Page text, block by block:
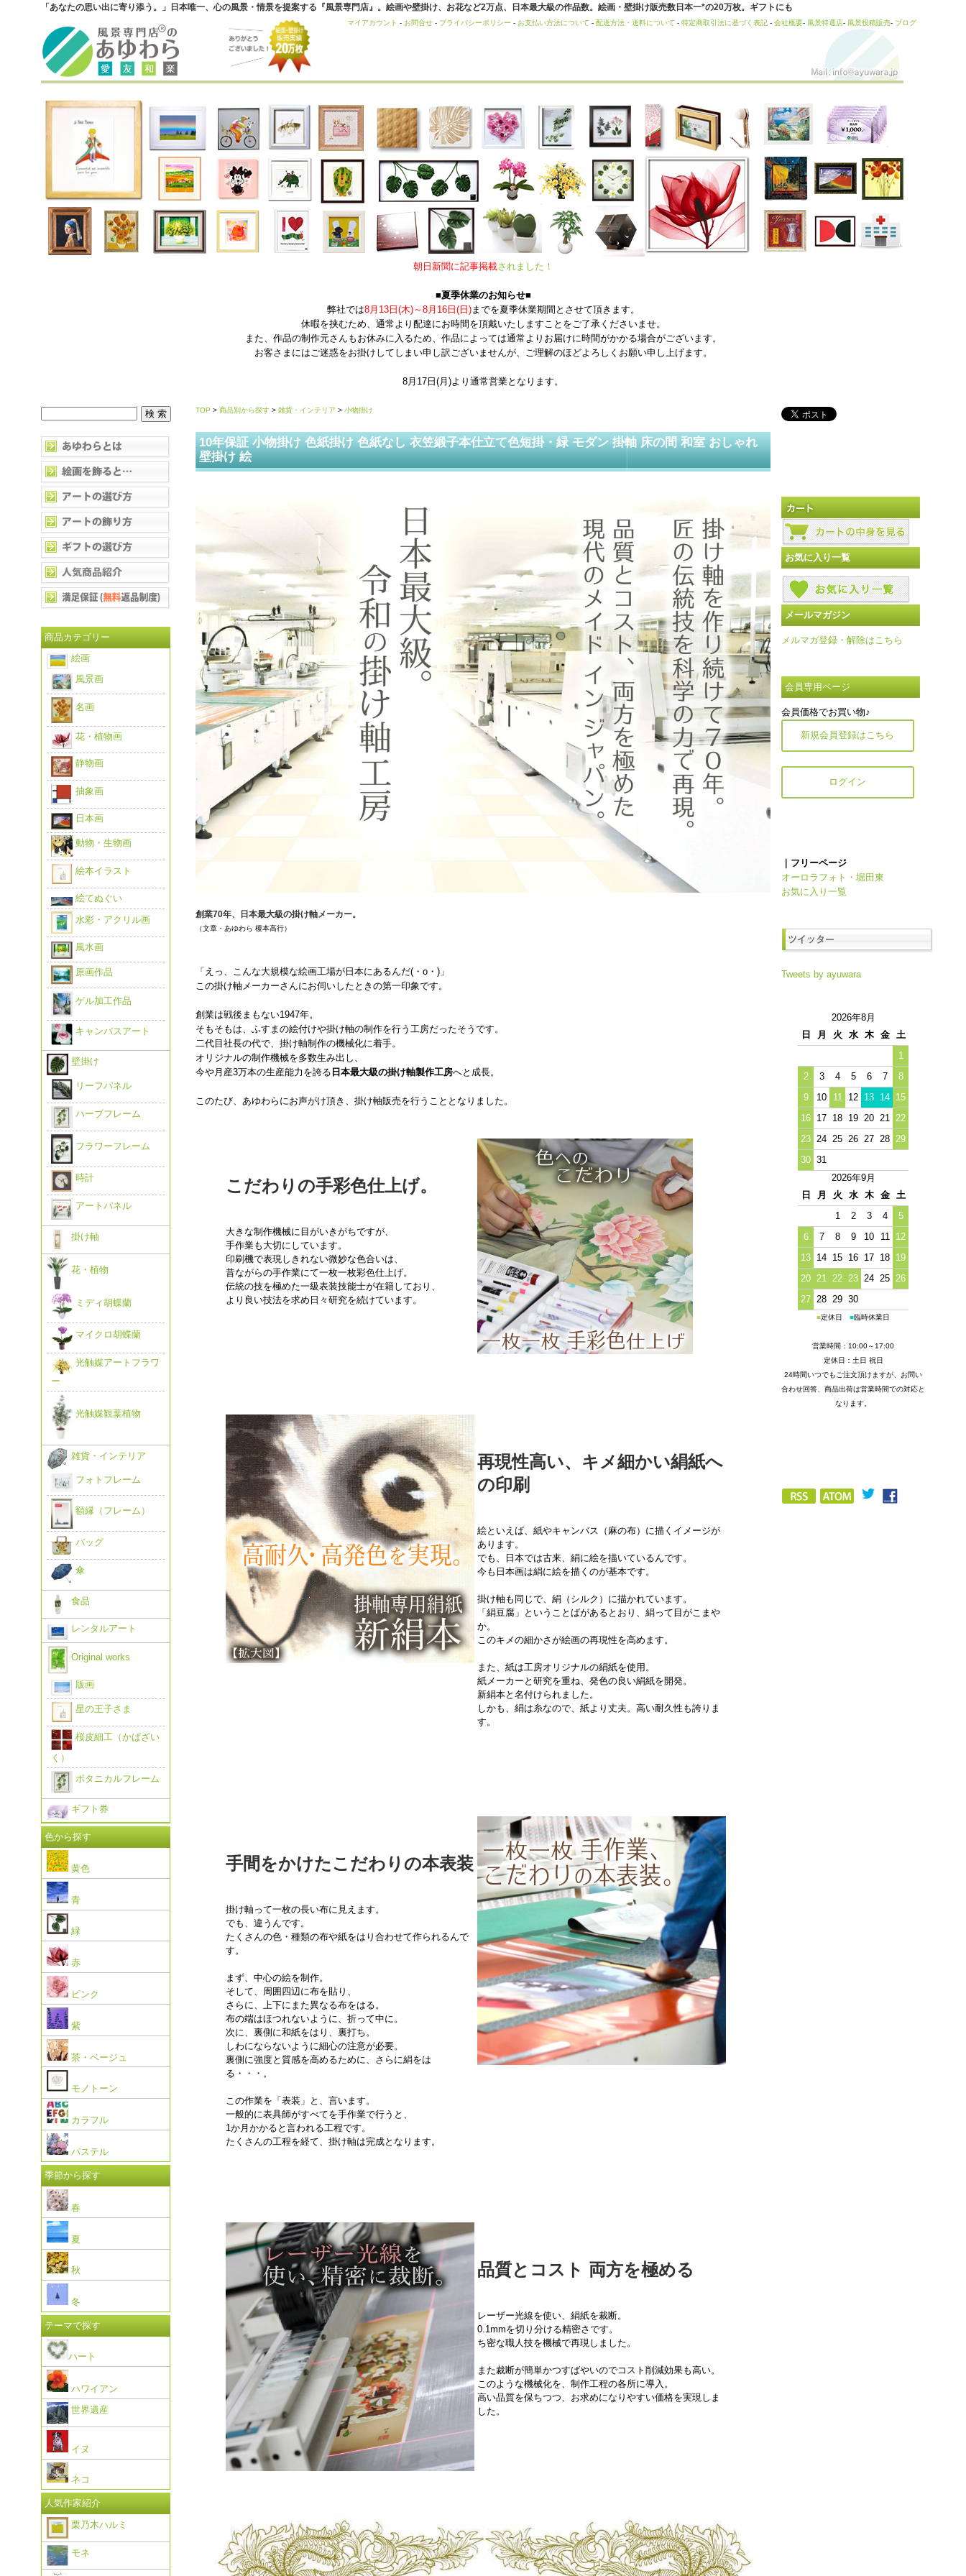
「あなたの思い出に寄り添う。」日本唯一、心の風景・情景を提案する『風景専門店』。絵画や壁掛け、お花など2万点、日本最大級の作品数。絵画・壁掛け販売数日本一*の20万枚。ギフトにも
マイアカウント - お問合せ - プライバシーポリシー - お支払い方法について - 配送方法・送料について - 特定商取引法に基づく表記 - 会社概要- 風景特選店- 風景投稿販売- ブログ
朝日新聞に記事掲載されました！
■夏季休業のお知らせ■
弊社では8月13日(木)～8月16日(日)までを夏季休業期間とさせて頂きます。
休暇を挟むため、通常より配達にお時間を頂戴いたしますことをご了承くださいませ。
また、作品の制作元さんもお休みに入るため、作品によっては通常よりお届けに時間がかかる場合がございます。
お客さまにはご迷惑をお掛けしてしまい申し訳ございませんが、ご理解のほどよろしくお願い申し上げます。
8月17日(月)より通常営業となります。
TOP > 商品別から探す > 雑貨・インテリア > 小物掛け
10年保証 小物掛け 色紙掛け 色紙なし 衣笠緞子本仕立て色短掛・緑 モダン 掛軸 床の間 和室 おしゃれ
壁掛け 絵
創業70年、日本最大級の掛け軸メーカー。
（文章・あゆわら 榎本高行）
「えっ、こんな大規模な絵画工場が日本にあるんだ(・o・)」
この掛け軸メーカーさんにお伺いしたときの第一印象です。
創業は戦後まもない1947年。
そもそもは、ふすまの絵付けや掛け軸の制作を行う工房だったそうです。
二代目社長の代で、掛け軸制作の機械化に着手。
オリジナルの制作機械を多数生み出し、
今や月産3万本の生産能力を誇る 日本最大級の掛け軸製作工房へと成長。
このたび、あゆわらにお声がけ頂き、掛け軸販売を行うこととなりました。
こだわりの手彩色仕上げ。
大きな制作機械に目がいきがちですが、
手作業も大切にしています。
印刷機で表現しきれない微妙な色合いは、
昔ながらの手作業にて一枚一枚彩色仕上げ。
伝統の技を極めた一級表装技能士が在籍しており、
より良い技法を求め日々研究を続けています。
再現性高い、キメ細かい絹紙へ
の印刷
絵といえば、紙やキャンバス（麻の布）に描くイメージが
あります。
でも、日本では古来、絹に絵を描いているんです。
今も日本画は絹に絵を描くのが基本です。
掛け軸も同じで、絹（シルク）に描かれています。
「絹豆腐」ということばがあるとおり、絹って目がこまや
か。
このキメの細かさが絵画の再現性を高めます。
また、紙は工房オリジナルの絹紙を使用。
紙メーカーと研究を重ね、発色の良い絹紙を開発。
新絹本と名付けられました。
しかも、絹は糸なので、紙より丈夫。高い耐久性も誇りま
す。
手間をかけたこだわりの本表装
掛け軸って一枚の長い布に見えます。
でも、違うんです。
たくさんの色・種類の布や紙をはり合わせて作られるんで
す。
まず、中心の絵を制作。
そして、周囲四辺に布を貼り、
さらに、上下にまた異なる布をはる。
布の端はほつれないように、折って中に。
次に、裏側に和紙をはり、裏打ち。
しわにならないように細心の注意が必要。
裏側に強度と質感を高めるために、さらに絹をは
る・・・。
この作業を「表装」と、言います。
一般的に表具師がすべてを手作業で行うと、
1か月かかると言われる工程です。
たくさんの工程を経て、掛け軸は完成となります。
品質とコスト 両方を極める
レーザー光線を使い、絹紙を裁断。
0.1mmを切り分ける精密さです。
ち密な職人技を機械で再現しました。
また裁断が簡単かつすばやいのでコスト削減効果も高い。
このような機械化を、制作工程の各所に導入。
高い品質を保ちつつ、お求めになりやすい価格を実現しま
した。
商品カテゴリー
絵画
風景画
名画
花・植物画
静物画
抽象画
日本画
動物・生物画
絵本イラスト
絵てぬぐい
水彩・アクリル画
風水画
原画作品
ゲル加工作品
キャンバスアート
壁掛け
リーフパネル
ハーブフレーム
フラワーフレーム
時計
アートパネル
掛け軸
花・植物
ミディ胡蝶蘭
マイクロ胡蝶蘭
光触媒アートフラワ
ー
光触媒観葉植物
雑貨・インテリア
フォトフレーム
額縁（フレーム）
バッグ
傘
食品
レンタルアート
Original works
版画
星の王子さま
桜皮細工（かばざい
く）
ボタニカルフレーム
ギフト券
色から探す
黄色
青
緑
赤
ピンク
紫
茶・ベージュ
モノトーン
カラフル
パステル
季節から探す
春
夏
秋
冬
テーマで探す
ハート
ハワイアン
世界遺産
イヌ
ネコ
人気作家紹介
栗乃木ハルミ
モネ
お気に入り一覧
メールマガジン
メルマガ登録・解除はこちら
会員専用ページ
会員価格でお買い物♪
新規会員登録はこちら
ログイン
｜フリーページ
オーロラフォト・堀田東
お気に入り一覧
Tweets by ayuwara
2026年8月
日
月 火 水 木 金
土
1
2
3 4 5 6 7
8
9
10 11 12 13 14 15
16 17 18 19 20 21
22
23 24 25 26 27 28 29
30 31
2026年9月
日
月 火 水 木 金
土
1
2 3 4
5
6
7 8 9 10 11
12
13 14 15 16 17 18 19
20 21 22 23 24 25 26
27 28 29 30
■定休日 ■臨時休業日
営業時間：10:00～17:00
定休日：土日 祝日
24時間いつでもご注文頂けますが、お問い
合わせ回答、商品出荷は営業時間での対応と
なります。